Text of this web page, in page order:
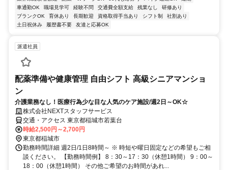
車通勤OK
職場見学可 経験不問 交通費全額支給 残業なし
研修あり
ブランクOK
育休あり 長期歓迎 資格取得手当あり シフト制
社割あり
土日祝休み
履歴書不要 友達と応募OK
派遣社員
配薬準備や健康管理 自由シフト 高級シニアマンショ
ン
介護業務なし！医療行為少な目な人気のケア施設/週2日～OK☆
株式会社NEXTスタッフサービス
交通・アクセス 東京都稲城市若葉台
時給2,500円～2,700円
東京都稲城市
勤務時間詳細 週2日/1日8時間～ ※ 時短や曜日固定などの希望もご相
談ください。 【勤務時間例】 8：30～17：30（休憩1時間） 9：00～
18：00（休憩1時間） その他ご希望のお時間があれ...